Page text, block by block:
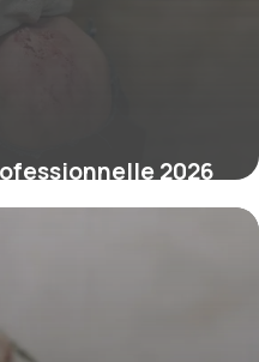
2026